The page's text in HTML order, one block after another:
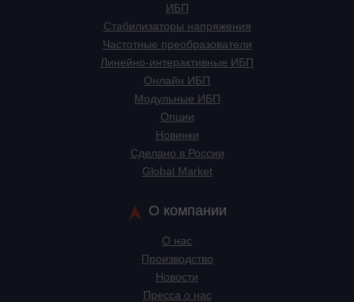
ИБП
Стабилизаторы напряжения
Частотные преобразователи
Линейно-интерактивные ИБП
Онлайн ИБП
Модульные ИБП
Опции
Новинки
Сделано в России
Global Market
О компании
О нас
Производство
Новости
Пресса о нас